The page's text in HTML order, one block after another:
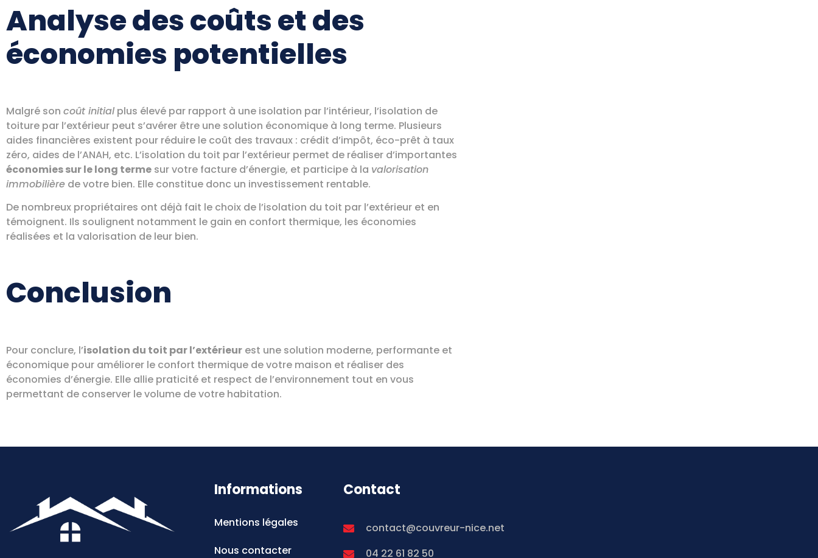
Analyse des coûts et des
économies potentielles
Malgré son coût initial plus élevé par rapport à une isolation par l’intérieur, l’isolation de
toiture par l’extérieur peut s’avérer être une solution économique à long terme. Plusieurs
aides financières existent pour réduire le coût des travaux : crédit d’impôt, éco-prêt à taux
zéro, aides de l’ANAH, etc. L’isolation du toit par l’extérieur permet de réaliser d’importantes
économies sur le long terme sur votre facture d’énergie, et participe à la valorisation
immobilière de votre bien. Elle constitue donc un investissement rentable.
De nombreux propriétaires ont déjà fait le choix de l’isolation du toit par l’extérieur et en
témoignent. Ils soulignent notamment le gain en confort thermique, les économies
réalisées et la valorisation de leur bien.
Conclusion
Pour conclure, l’isolation du toit par l’extérieur est une solution moderne, performante et
économique pour améliorer le confort thermique de votre maison et réaliser des
économies d’énergie. Elle allie praticité et respect de l’environnement tout en vous
permettant de conserver le volume de votre habitation.
Informations
Mentions légales
Nous contacter
Contact
contact@couvreur-nice.net
04 22 61 82 50